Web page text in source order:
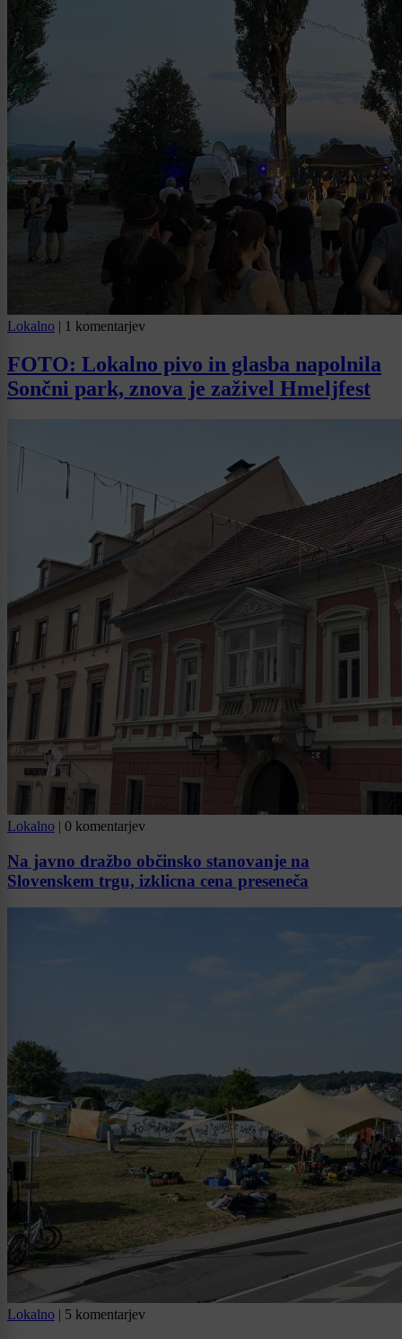
Lokalno | 1 komentarjev
FOTO: Lokalno pivo in glasba napolnila
Sončni park, znova je zaživel Hmeljfest
Lokalno | 0 komentarjev
Na javno dražbo občinsko stanovanje na
Slovenskem trgu, izklicna cena preseneča
Lokalno | 5 komentarjev